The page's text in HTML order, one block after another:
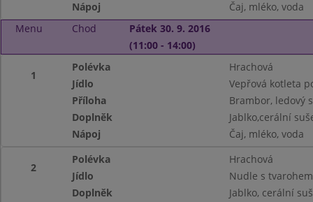
Nápoj
Čaj, mléko, voda
Menu
Chod
Pátek 30. 9. 2016
(11:00 - 14:00)
1
Polévka
Hrachová
Jídlo
Vepřová kotleta
Příloha
Brambor, ledový
Doplněk
Jablko,cerální
Nápoj
Čaj, mléko, voda
2
Polévka
Hrachová
Jídlo
Nudle s tvarohem
Doplněk
Jablko, cerální